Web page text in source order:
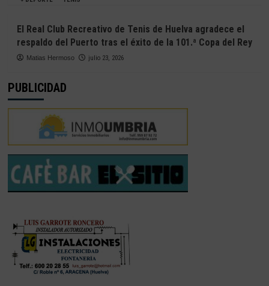
El Real Club Recreativo de Tenis de Huelva agradece el
respaldo del Puerto tras el éxito de la 101.ª Copa del Rey
Matias Hermoso julio 23, 2026
PUBLICIDAD